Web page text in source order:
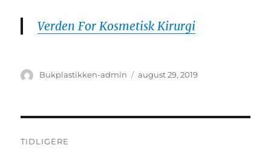
Verden For Kosmetisk Kirurgi
Forfatter
Bukplastikken-admin Publisert
august 29, 2019
TIDLIGERE